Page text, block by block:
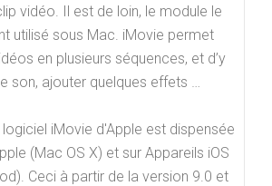
vidéo. Il est de loin, le module le
utilisé sous Mac. iMovie permet
en plusieurs séquences, et d’y
son, ajouter quelques effets …
iMovie d'Apple est dispensée
(Mac OS X) et sur Appareils iOS
Ceci à partir de la version 9.0 et